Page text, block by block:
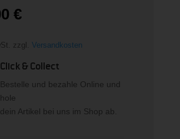
€
zzgl. Versandkosten
Click & Collect
Bestelle und bezahle Online und
hole
dein Artikel bei uns im Shop ab.